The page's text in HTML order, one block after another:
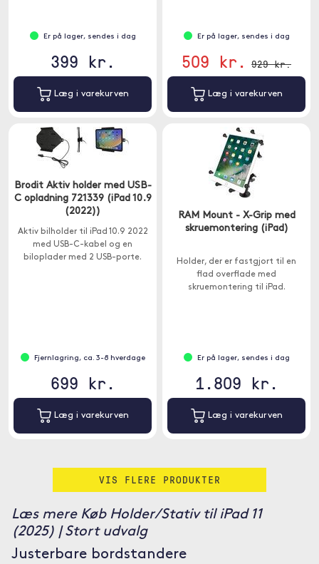
Er på lager, sendes i dag
399 kr.
Læg i varekurven
Er på lager, sendes i dag
509 kr. 929 kr.
Læg i varekurven
Brodit Aktiv holder med USB-
C opladning 721339 (iPad 10.9
(2022))
Aktiv bilholder til iPad 10.9 2022
med USB-C-kabel og en
biloplader med 2 USB-porte.
Fjernlagring, ca. 3-8 hverdage
699 kr.
Læg i varekurven
RAM Mount - X-Grip med
skruemontering (iPad)
Holder, der er fastgjort til en
flad overflade med
skruemontering til iPad.
Er på lager, sendes i dag
1.809 kr.
Læg i varekurven
VIS FLERE PRODUKTER
Læs mere Køb Holder/Stativ til iPad 11
(2025) | Stort udvalg
Justerbare bordstandere